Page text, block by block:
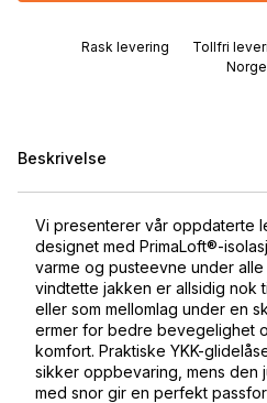
Rask levering
Tollfri
Norge
Beskrivelse
Vi presenterer vår oppdaterte
designet med PrimaLoft®-
varme og pusteevne under
vindtette jakken er allsidig nok
eller som mellomlag under en
ermer for bedre bevegelighet
komfort. Praktiske YKK-
sikker oppbevaring, mens den
med snor gir en perfekt